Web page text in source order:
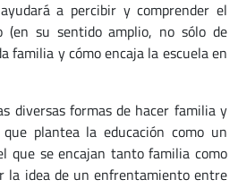
a percibir y comprender el
(en su sentido amplio, no sólo de
familia y cómo encaja la escuela en
diversas formas de hacer familia y
plantea la educación como un
que se encajan tanto familia como
la idea de un enfrentamiento entre